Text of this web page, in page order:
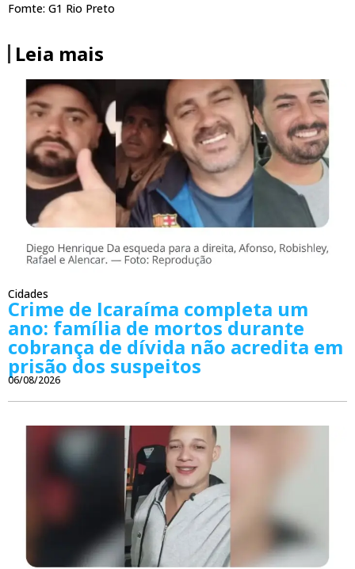
Fomte: G1 Rio Preto
Leia mais
Cidades
Crime de Icaraíma completa um
ano: família de mortos durante
cobrança de dívida não acredita em
prisão dos suspeitos
06/08/2026